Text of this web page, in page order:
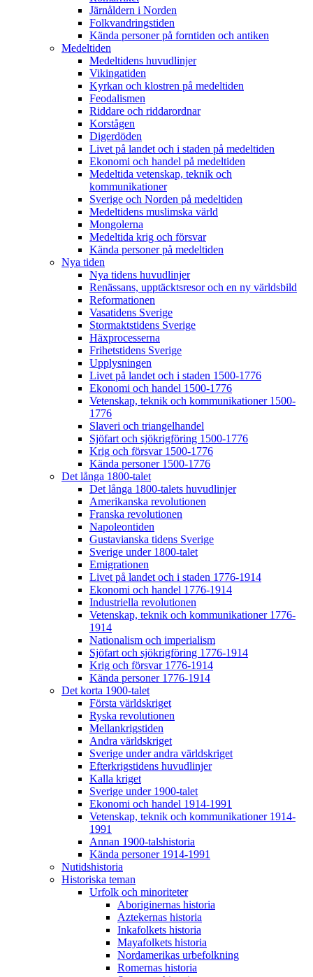
Järnåldern i Norden
Folkvandringstiden
Kända personer på forntiden och antiken
Medeltiden
Medeltidens huvudlinjer
Vikingatiden
Kyrkan och klostren på medeltiden
Feodalismen
Riddare och riddarordnar
Korstågen
Digerdöden
Livet på landet och i staden på medeltiden
Ekonomi och handel på medeltiden
Medeltida vetenskap, teknik och
kommunikationer
Sverige och Norden på medeltiden
Medeltidens muslimska värld
Mongolerna
Medeltida krig och försvar
Kända personer på medeltiden
Nya tiden
Nya tidens huvudlinjer
Renässans, upptäcktsresor och en ny världsbild
Reformationen
Vasatidens Sverige
Stormaktstidens Sverige
Häxprocesserna
Frihetstidens Sverige
Upplysningen
Livet på landet och i staden 1500-1776
Ekonomi och handel 1500-1776
Vetenskap, teknik och kommunikationer 1500-
1776
Slaveri och triangelhandel
Sjöfart och sjökrigföring 1500-1776
Krig och försvar 1500-1776
Kända personer 1500-1776
Det långa 1800-talet
Det långa 1800-talets huvudlinjer
Amerikanska revolutionen
Franska revolutionen
Napoleontiden
Gustavianska tidens Sverige
Sverige under 1800-talet
Emigrationen
Livet på landet och i staden 1776-1914
Ekonomi och handel 1776-1914
Industriella revolutionen
Vetenskap, teknik och kommunikationer 1776-
1914
Nationalism och imperialism
Sjöfart och sjökrigföring 1776-1914
Krig och försvar 1776-1914
Kända personer 1776-1914
Det korta 1900-talet
Första världskriget
Ryska revolutionen
Mellankrigstiden
Andra världskriget
Sverige under andra världskriget
Efterkrigstidens huvudlinjer
Kalla kriget
Sverige under 1900-talet
Ekonomi och handel 1914-1991
Vetenskap, teknik och kommunikationer 1914-
1991
Annan 1900-talshistoria
Kända personer 1914-1991
Nutidshistoria
Historiska teman
Urfolk och minoriteter
Aboriginernas historia
Aztekernas historia
Inkafolkets historia
Mayafolkets historia
Nordamerikas urbefolkning
Romernas historia